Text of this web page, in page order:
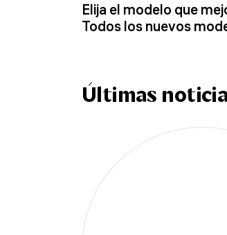
Elija el modelo que
Todos los nuevos
Últimas